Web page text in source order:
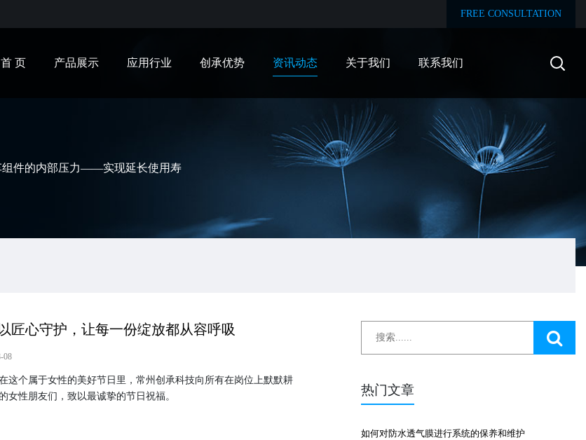
FREE CONSULTATION
首 页 产品展示 应用行业 创承优势 资讯动态 关于我们 联系我们
组件的内部压力——实现延长使用寿
匠心守护，让每一份绽放都从容呼吸
08
这个属于女性的美好节日里，常州创承科技向所有在岗位上默默耕
女性朋友们，致以最诚挚的节日祝福。
热门文章
如何对防水透气膜进行系统的保养和维护